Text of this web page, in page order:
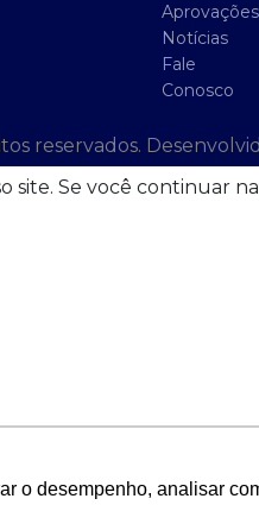
o desempenho, analisar
Aprovações
Notícias
Fale
Conosco
reservados.
site. Se você continuar